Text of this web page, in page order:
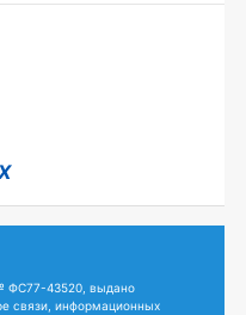
ФС77-43520, выдано
связи, информационных